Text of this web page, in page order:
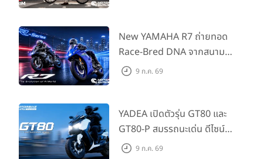
House Flagship Store ทั่ว
ประเทศ
New YAMAHA R7 ถ่ายทอด
Race-Bred DNA จากสนาม
แข่งสู่ซูเปอร์สปอร์ตคลาสกลาง
9 ก.ค. 69
YADEA เปิดตัวรุ่น GT80 และ
GT80-P สมรรถนะเด่น ดีไซน์หรู
ปลอดภัย ราคาเข้าถึงง่าย จด
9 ก.ค. 69